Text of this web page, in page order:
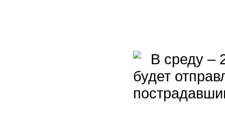
В среду –
будет